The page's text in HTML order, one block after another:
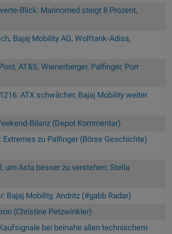
Blick: Marinomed steigt 8 Prozent,
Bajaj Mobility AG, Wolftank-Adisa,
AT&S, Wienerberger, Palfinger, Porr
ATX schwächer, Bajaj Mobility weiter
Bilanz (Depot Kommentar)
Extremes zu Palfinger (Börse Geschichte)
um Asta besser zu verstehen; Stella
Bajaj Mobility, Andritz (#gabb Radar)
(Christine Petzwinkler)
bei beinahe allen technischem